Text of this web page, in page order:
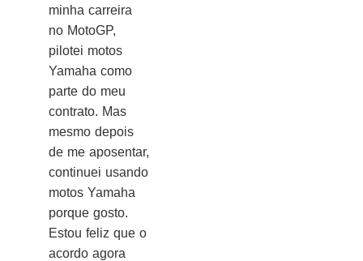
minha carreira
no MotoGP,
pilotei motos
Yamaha como
parte do meu
contrato. Mas
mesmo depois
de me aposentar,
continuei usando
motos Yamaha
porque gosto.
Estou feliz que o
acordo agora